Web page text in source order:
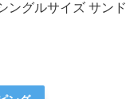
ングルサイズ サンド